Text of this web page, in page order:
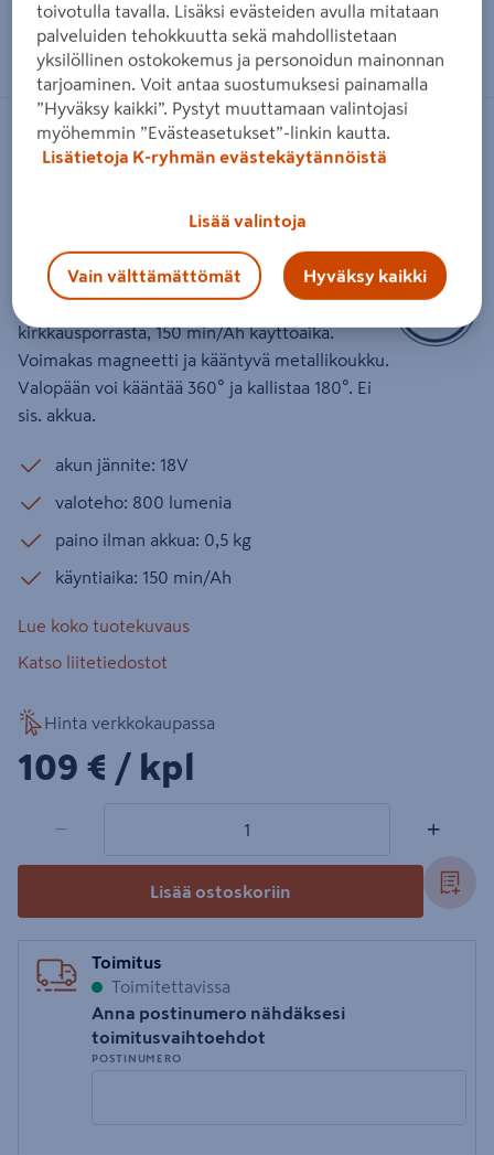
Zoomaa kuvaa sormilla kosketusnäytöllä
BOSCH BLUE
502615760 EAN-koodi:4053423246872
800 lumenin akkutyövalaisin valaisee pienet ja
keskisuuret alueet erinomaisesti. 3
kirkkausporrasta, 150 min/Ah käyttöaika.
Voimakas magneetti ja kääntyvä metallikoukku.
Valopään voi kääntää 360° ja kallistaa 180°. Ei
sis. akkua.
akun jännite: 18V
valoteho: 800 lumenia
paino ilman akkua: 0,5 kg
käyntiaika: 150 min/Ah
Lue koko tuotekuvaus
Katso liitetiedostot
Hinta verkkokaupassa
109€/kpl
109 € / kpl
− +
Lisää ostoskoriin
Toimitus
Toimitettavissa
Anna postinumero nähdäksesi
toimitusvaihtoehdot
POSTINUMERO
toivotulla tavalla. Lisäksi evästeiden avulla mitataan
palveluiden tehokkuutta sekä mahdollistetaan
yksilöllinen ostokokemus ja personoidun mainonnan
tarjoaminen. Voit antaa suostumuksesi painamalla
”Hyväksy kaikki”. Pystyt muuttamaan valintojasi
myöhemmin ”Evästeasetukset”-linkin kautta.
Lisätietoja K-ryhmän evästekäytännöistä
Lisää valintoja
Vain välttämättömät Hyväksy kaikki